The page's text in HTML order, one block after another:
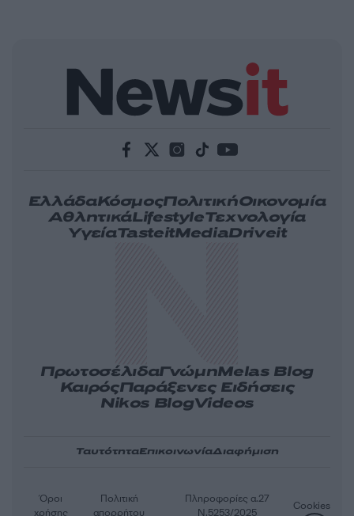
ΕλλάδαΚόσμοςΠολιτικήΟικονομία
ΑθλητικάLifestyleΤεχνολογία
ΥγείαTasteitMediaDriveit
ΠρωτοσέλιδαΓνώμηMelas Blog
ΚαιρόςΠαράξενες Ειδήσεις
Nikos BlogVideos
ΤαυτότηταΕπικοινωνίαΔιαφήμιση
Όροι
χρήσης
Πολιτική
απορρήτου
Πληροφορίες α.27
Ν.5253/2025
Cookies